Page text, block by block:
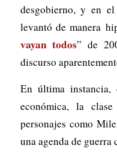
desgobierno, y en
levantó de manera
vayan todos” de
discurso
En última instancia,
económica, la
personajes como
una agenda de guerra